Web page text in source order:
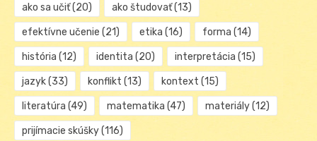
ako sa učiť(20) ako študovať(13)
efektívne učenie (21) etika (16) forma (14)
história (12) identita (20) interpretácia (15)
jazyk(33) konflikt (13) kontext (15)
literatúra (49) matematika (47) materiály(12)
prijímacie skúšky(116)